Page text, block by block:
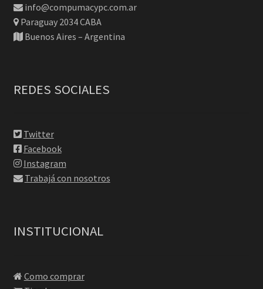
info@compumacypc.com.ar
Paraguay 2034 CABA
Buenos Aires – Argentina
REDES SOCIALES
Twitter
Facebook
Instagram
Trabajá con nosotros
INSTITUCIONAL
Como comprar